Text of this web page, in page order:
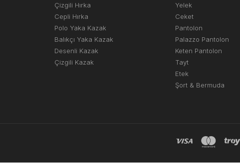
Çizgili Hırka
Cepli Hırka
Polo Yaka Kazak
Balıkçı Yaka Kazak
Desenli Kazak
Çizgili Kazak
Yelek
Ceket
Pantolon
Palazzo Pantolon
Keten Pantolon
Tayt
Etek
Şort & Bermuda